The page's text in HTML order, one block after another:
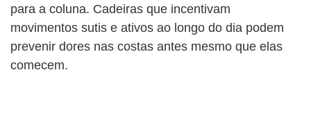
para a coluna. Cadeiras que incentivam
movimentos sutis e ativos ao longo do dia podem
prevenir dores nas costas antes mesmo que elas
comecem.